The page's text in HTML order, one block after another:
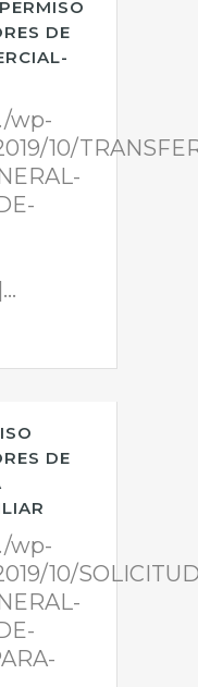
DE
wp-
10/
DE
wp-
10/